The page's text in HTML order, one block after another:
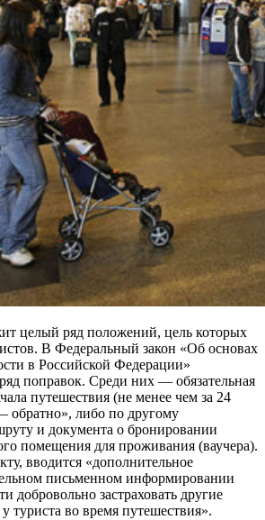
целый ряд положений, цель которых
В Федеральный закон «Об основах
в Российской Федерации»
поправок. Среди них — обязательная
путешествия (не менее чем за 24
обратно», либо по другому
и документа о бронировании
помещения для проживания (ваучера).
вводится «дополнительное
письменном информировании
добровольно застраховать другие
туриста во время путешествия».